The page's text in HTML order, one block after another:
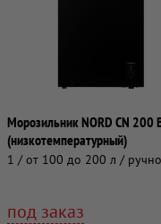
Морозильник NORD CN 200
(низкотемпературный)
1 / от 100 до 200 л /
под заказ